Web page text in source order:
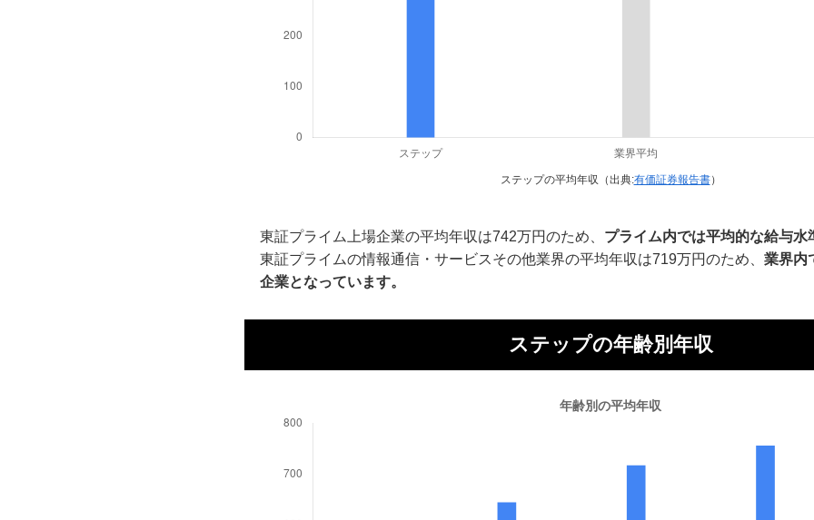
ステップの平均年収（出典:有価証券報告書）
東証プライム上場企業の平均年収は742万円のため、 プライム内では平均的な給与水
東証プライムの情報通信・サービスその他業界の平均年収は719万円のため、 業界内
企業となっています。
ステップの年齢別年収